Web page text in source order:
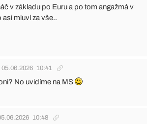
v základu po Euru a po tom angažmá v
asi mluví za vše..
05.06.2026 10:41
No uvidíme na MS
10:48